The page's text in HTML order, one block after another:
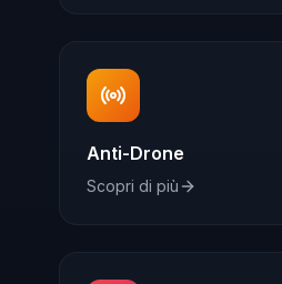
Anti-Drone
Scopri di più